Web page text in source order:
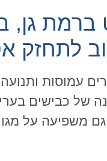
גן,
לתחזק
עמוסות
של כבישים
משפיעה על